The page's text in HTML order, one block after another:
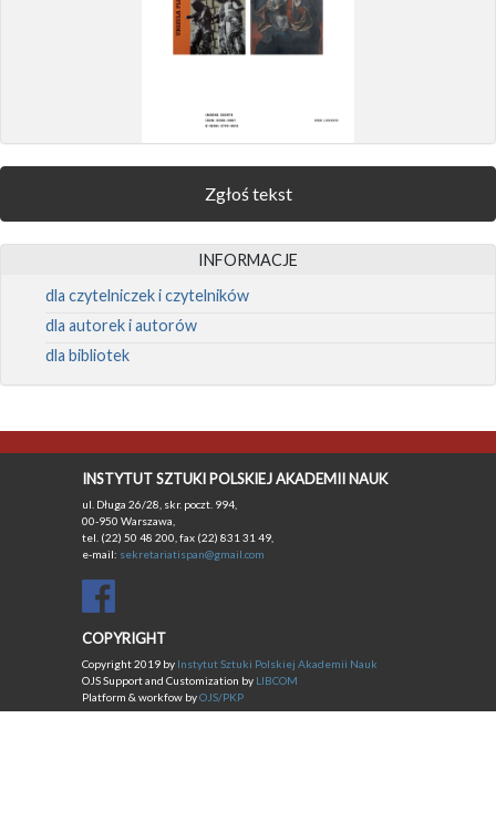
Zgłoś tekst
INFORMACJE
dla czytelniczek i czytelników
dla autorek i autorów
dla bibliotek
INSTYTUT SZTUKI POLSKIEJ AKADEMII NAUK
ul. Długa 26/28, skr. poczt. 994,
00-950 Warszawa,
tel. (22) 50 48 200, fax (22) 831 31 49,
e-mail: sekretariatispan@gmail.com
COPYRIGHT
Copyright 2019 by Instytut Sztuki Polskiej Akademii Nauk
OJS Support and Customization by LIBCOM
Platform & workfow byOJS/PKP